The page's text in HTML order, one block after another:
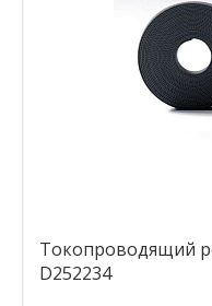
Токопроводящий
D252234